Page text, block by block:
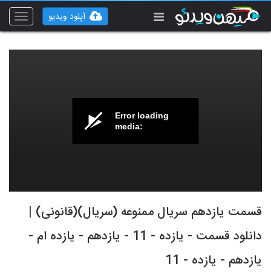
Toggle
آپلود ویدیو
Error loading
media:
قسمت یازدهم سریال ممنوعه (سریال)(قانونی) |
دانلود قسمت - یازده - 11 - یازدهم - یازده ام -
یازدهم - یازده - 11